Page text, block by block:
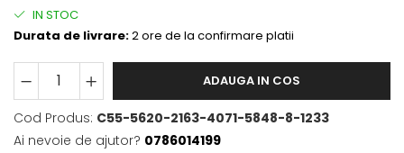
IN STOC
Durata de livrare:2 ore de la confirmare platii
ADAUGA IN COS
Cod Produs: C55-5620-2163-4071-5848-8-1233
Ai nevoie de ajutor? 0786014199